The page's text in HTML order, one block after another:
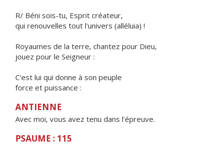
R/ Béni sois-tu, Esprit créateur,
qui renouvelles tout l'univers (alléluia) !
Royaumes de la terre, chantez pour Dieu,
jouez pour le Seigneur :
C'est lui qui donne à son peuple
force et puissance :
ANTIENNE
Avec moi, vous avez tenu dans l'épreuve.
PSAUME : 115